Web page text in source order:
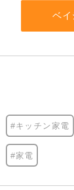
ベイ
#キッチン家電
#家電